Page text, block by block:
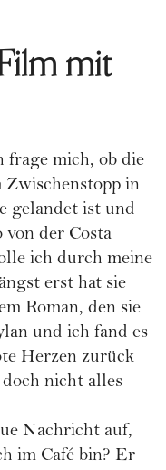
mit
mich, ob die
in
gelandet ist und
der Costa
ich durch meine
erst hat sie
Roman, den sie
und ich fand es
Herzen zurück
nicht alles
Nachricht auf,
im Café bin? Er